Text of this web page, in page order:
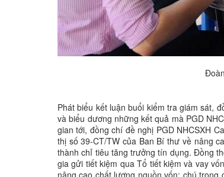
Phát biểu kết luận buổi kiểm tra giám sát,
và biểu dương những kết quả mà PGD
gian tới, đồng chí đề nghị PGD NHCSXH
thị số 39-CT/TW của Ban Bí thư về nâng
thành chỉ tiêu tăng trưởng tín dụng. Đồng
gia gửi tiết kiệm qua Tổ tiết kiệm và vay